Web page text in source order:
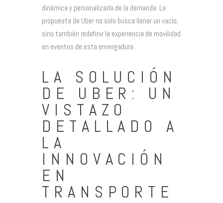
dinámica y personalizada de la demanda. La
propuesta de Uber no solo busca llenar un vacío,
sino también redefinir la experiencia de movilidad
en eventos de esta envergadura.
LA SOLUCIÓN
DE UBER: UN
VISTAZO
DETALLADO A
LA
INNOVACIÓN
EN
TRANSPORTE